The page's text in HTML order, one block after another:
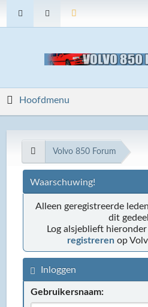
Hoofdmenu
Volvo 850 Forum
Waarschuwing!
Alleen geregistreerde
dit
Log alsjeblieft
registreren op
Inloggen
Gebruikersnaam: